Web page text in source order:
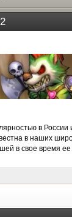
в России
в наших
в свое время ее